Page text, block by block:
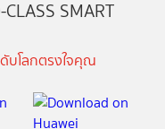
SMART
บโลกตรงใจคุณ